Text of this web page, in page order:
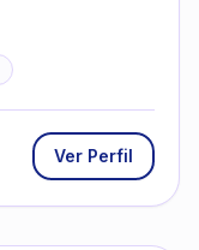
Ver Perfil